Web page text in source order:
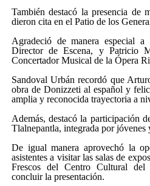
También destacó la presencia de
dieron cita en el Patio de los
Agradeció de manera especial
Director de Escena, y Patricio
Concertador Musical de la Ópera
Sandoval Urbán recordó que
obra de Donizzeti al español y
amplia y reconocida trayectoria a
Además, destacó la participación
Tlalnepantla, integrada por jóvenes
De igual manera aprovechó la
asistentes a visitar las salas de
Frescos del Centro Cultural del
concluir la presentación.